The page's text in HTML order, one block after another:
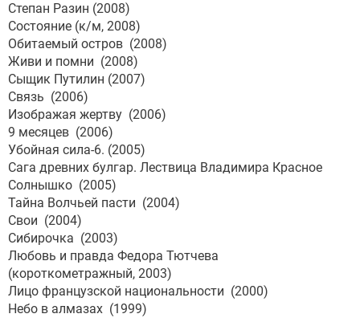
Степан Разин (2008)
Состояние (к/м, 2008)
Обитаемый остров (2008)
Живи и помни (2008)
Сыщик Путилин (2007)
Связь (2006)
Изображая жертву (2006)
9 месяцев (2006)
Убойная сила-6. (2005)
Сага древних булгар. Лествица Владимира Красное
Солнышко (2005)
Тайна Волчьей пасти (2004)
Свои (2004)
Сибирочка (2003)
Любовь и правда Федора Тютчева
(короткометражный, 2003)
Лицо французской национальности (2000)
Небо в алмазах (1999)